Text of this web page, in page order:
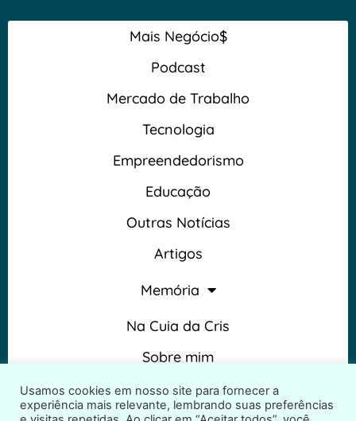
Mais Negócio$
Podcast
Mercado de Trabalho
Tecnologia
Empreendedorismo
Educação
Outras Notícias
Artigos
Memória
Na Cuia da Cris
Sobre mim
Termos e Condições
Usamos cookies em nosso site para fornecer a
experiência mais relevante, lembrando suas preferências